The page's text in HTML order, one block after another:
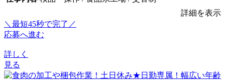
詳細を表示
＼最短45秒で完了／
応募へ進む
詳しく
見る